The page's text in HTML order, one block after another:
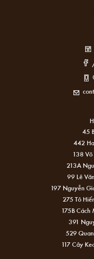
45
442
138
213A
99 Lê
197 Nguyễn
275 Tô
175B Cách
391
529
117 Cây